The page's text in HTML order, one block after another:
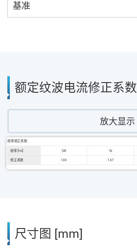
基准
额定纹波电流修正系数
放大显示
频率修正系数
频率 [Hz] 120 1k
修正系数 1.00 1.67
尺寸图 [mm]